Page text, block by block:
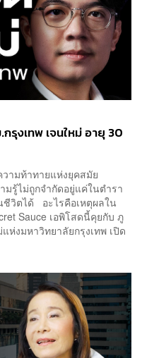
รุงเทพ เจนใหม่ อายุ 30
ามท้าทายแห่งยุคสมัย
รู้ไม่ถูกจำกัดอยู่แค่ในตำรา
วิตได้ อะไรคือเหตุผลใน
Sauce เอพิโสดนี้คุยกับ ภู
ห่งมหาวิทยาลัยกรุงเทพ เปิด